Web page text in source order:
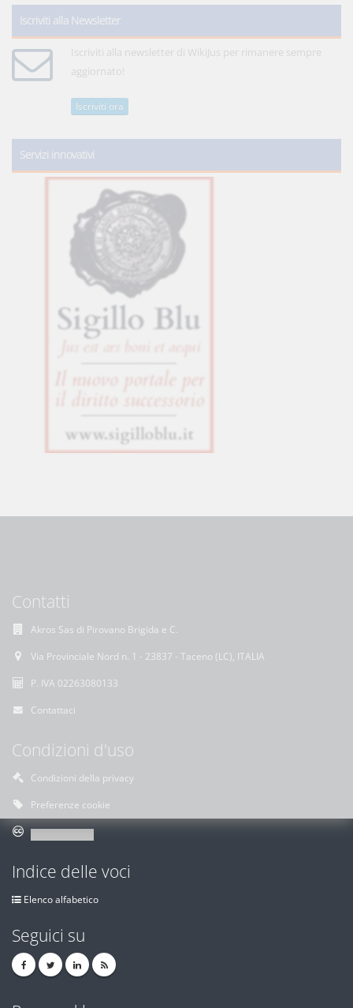
Iscriviti alla Newsletter
Iscriviti alla newsletter di WikiJus per rimanere sempre
aggiornato!
Iscriviti ora
Servizi innovativi
Contatti
Akros Sas di Pirovano Brigida e C.
Via Provinciale Nord n. 1 - 23837 - Taceno (LC), ITALIA
P. IVA 02263080133
Contattaci
Condizioni d'uso
Condizioni della privacy
Preferenze cookie
Indice delle voci
Elenco alfabetico
Seguici su